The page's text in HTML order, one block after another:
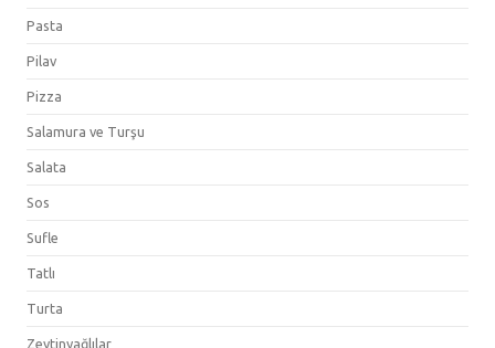
Pasta
Pilav
Pizza
Salamura ve Turşu
Salata
Sos
Sufle
Tatlı
Turta
Zeytinyağlılar